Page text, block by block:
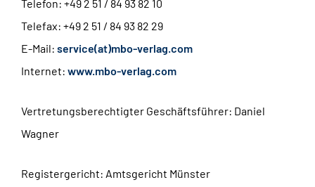
Telefon: +49 2 51 / 84 93 82 10
Telefax: +49 2 51 / 84 93 82 29
E-Mail: service(at)mbo-verlag.com
Internet: www.mbo-verlag.com
Vertretungsberechtigter Geschäftsführer: Daniel
Wagner
Registergericht: Amtsgericht Münster